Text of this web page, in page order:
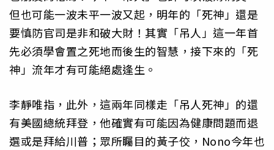
但也可能一波未平一波又起，明年的「死神」還是
要慎防官司是非和破大財！其實「吊人」這一年首
先必須學會置之死地而後生的智慧，接下來的「死
神」流年才有可能絕處逢生。
李靜唯指，此外，這兩年同樣走「吊人死神」的還
有美國總統拜登，他確實有可能因為健康問題而退
選或是拜給川普；眾所矚目的黃子佼，Nono今年也